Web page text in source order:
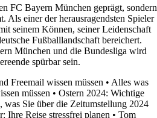
FC Bayern München geprägt, sondern
Als einer der herausragendsten Spieler
seinem Können, seiner Leidenschaft
Fußballlandschaft bereichert.
München und die Bundesliga wird
spürbar sein.
Freemail wissen müssen • Alles was
müssen • Ostern 2024: Wichtige
was Sie über die Zeitumstellung 2024
Ihre Reise stressfrei planen • Tom